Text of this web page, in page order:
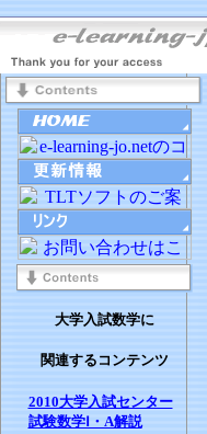
大学入試数学に
関連するコンテンツ
2010大学入試センター
試験数学Ⅰ・A解説